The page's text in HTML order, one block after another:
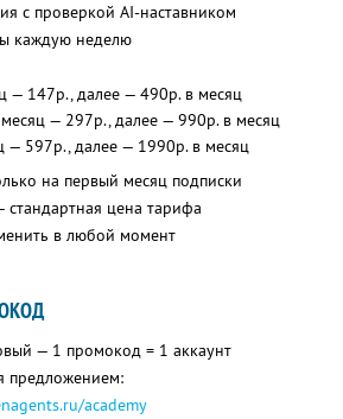
с проверкой AI-наставником
каждую неделю
— 147р., далее — 490р. в месяц
— 297р., далее — 990р. в месяц
— 597р., далее — 1990р. в месяц
на первый месяц подписки
стандартная цена тарифа
в любой момент
— 1 промокод = 1 аккаунт
предложением:
academy